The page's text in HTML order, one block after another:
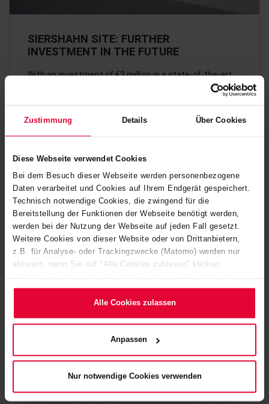
Zustimmung Details Über Cookies
Diese Webseite verwendet Cookies
Bei dem Besuch dieser Webseite werden personenbezogene
Daten verarbeitet und Cookies auf Ihrem Endgerät gespeichert.
Technisch notwendige Cookies, die zwingend für die
Bereitstellung der Funktionen der Webseite benötigt werden,
werden bei der Nutzung der Webseite auf jeden Fall gesetzt.
Weitere Cookies von dieser Website oder von Drittanbietern,
z.B. für Analyse- oder Trackingzwecke (Matomo) werden nur
aktiviert, wenn Sie auf "Alle Cookies zulassen" klicken.
Cookies verwenden". Mehr dazu (einschließlich der Möglichkeit,
die Einwilligungserklärung zu ändern oder zu widerrufen)
Website) bzw. derDatenschutzerklärung.
Alle Cookies zulassen
Anpassen
Nur notwendige Cookies verwenden
SIERSHAHN SITE: FURTHER
INVESTMENT IN THE FUTURE
With an investment of €3 million in a state-of-the-art
production hall, the medium-sized Steuler Group (Höhr-
Grenzhausen) has set another milestone in…
CHRISTMAS DONATION 2025
Taking responsibility is close to our hearts. That's why